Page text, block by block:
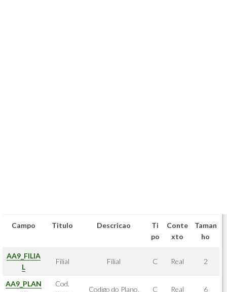
Campo Titulo Descricao
Ti
po
Conte
xto
Taman
ho
AA9_FILIA
L
Filial Filial C Real 2
AA9_PLAN
Cod.
Codigo do Plano. C Real 6